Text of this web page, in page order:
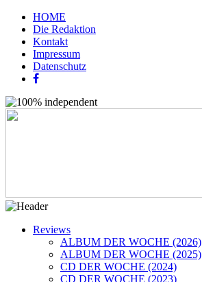
HOME
Die Redaktion
Kontakt
Impressum
Datenschutz
Reviews
ALBUM DER WOCHE (2026)
ALBUM DER WOCHE (2025)
CD DER WOCHE (2024)
CD DER WOCHE (2023)